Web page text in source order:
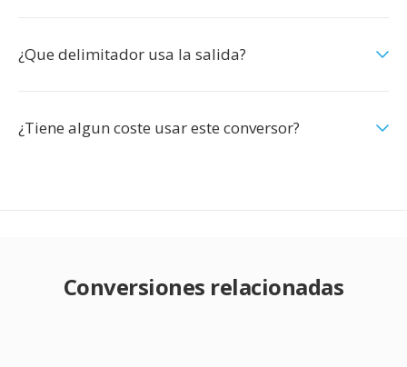
¿Que delimitador usa la salida?
¿Tiene algun coste usar este conversor?
Conversiones relacionadas